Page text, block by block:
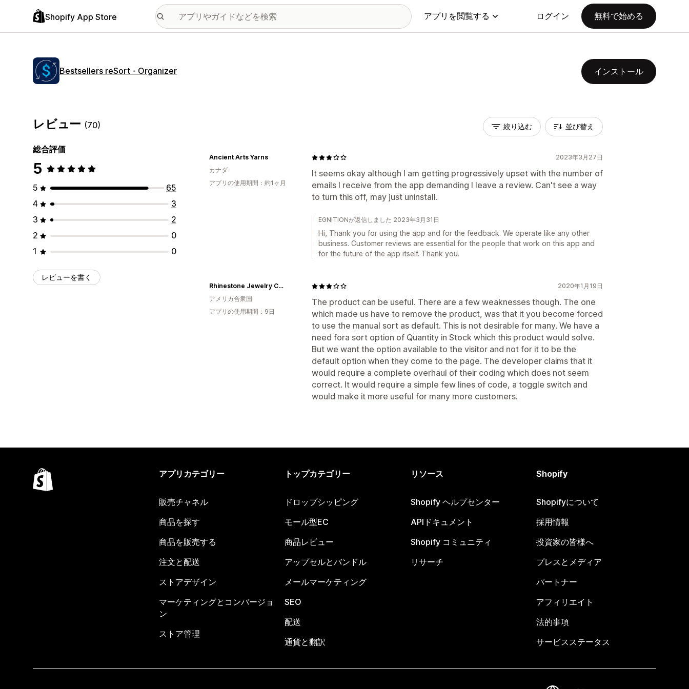
Shopify App Store アプリを閲覧する ログイン 無料で始める
Bestsellers reSort ‑ Organizer インストール
レビュー (70)
総合評価
5
5
65
4
3
3
2
2
0
1
0
レビューを書く
絞り込む 並び替え
2023年3月27日
It seems okay although I am getting progressively upset with the number of
emails I receive from the app demanding I leave a review. Can't see a way
to turn this off, may just uninstall.
Ancient Arts Yarns
カナダ
アプリの使用期間：約1ヶ月
EGNITIONが返信しました 2023年3月31日
Hi, Thank you for using the app and for the feedback. We operate like any other
business. Customer reviews are essential for the people that work on this app and
for the future of the app itself. Thank you.
2020年1月19日
The product can be useful. There are a few weaknesses though. The one
which made us have to remove the product, was that it you become forced
to use the manual sort as default. This is not desirable for many. We have a
need fora sort option of Quantity in Stock which this product would solve.
But we want the option available to the visitor and not for it to be the
default option when they come to the page. The developer claims that it
would require a complete overhaul of their coding which does not seem
correct. It would require a simple few lines of code, a toggle switch and
would make it more useful for many more customers.
Rhinestone Jewelry Corporation
アメリカ合衆国
アプリの使用期間：9日
アプリカテゴリー
販売チャネル
商品を探す
商品を販売する
注文と配送
ストアデザイン
マーケティングとコンバージョ
ン
ストア管理
トップカテゴリー
ドロップシッピング
モール型EC
商品レビュー
アップセルとバンドル
メールマーケティング
SEO
配送
通貨と翻訳
リソース
Shopify ヘルプセンター
APIドキュメント
Shopify コミュニティ
リサーチ
Shopify
Shopifyについて
採用情報
投資家の皆様へ
プレスとメディア
パートナー
アフィリエイト
法的事項
サービスステータス